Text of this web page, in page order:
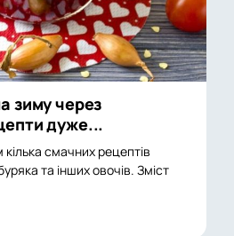
зиму через
дуже...
смачних рецептів
та інших овочів. Зміст